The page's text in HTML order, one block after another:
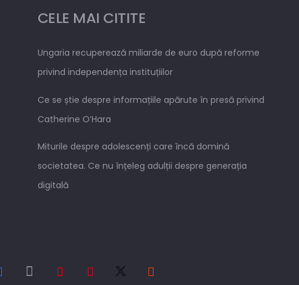
CELE MAI CITITE
Ungaria recuperează miliarde de euro după reforme
privind independența instituțiilor
Ce se știe despre informațiile apărute în presă privind
Catherine O’Hara
Miturile despre adolescenți care încă domină
societatea. Ce nu înțeleg adulții despre generația
digitală